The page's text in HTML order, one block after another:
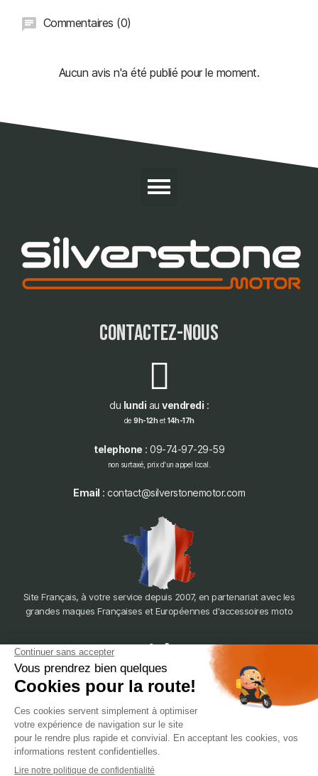
Commentaires (0)
Aucun avis n'a été publié pour le moment.
contactez-nous
du lundi au vendredi :
de 9h-12het 14h-17h
telephone : 09-74-97-29-59
non surtaxé, prix d'un appel local.
Email : contact@silverstonemotor.com
Site Français, à votre service depuis 2007, en partenariat avec les
grandes maques Françaises et Européennes d'accessoires moto
388 Av. Charles de Gaulle, 69200 Vénissieux